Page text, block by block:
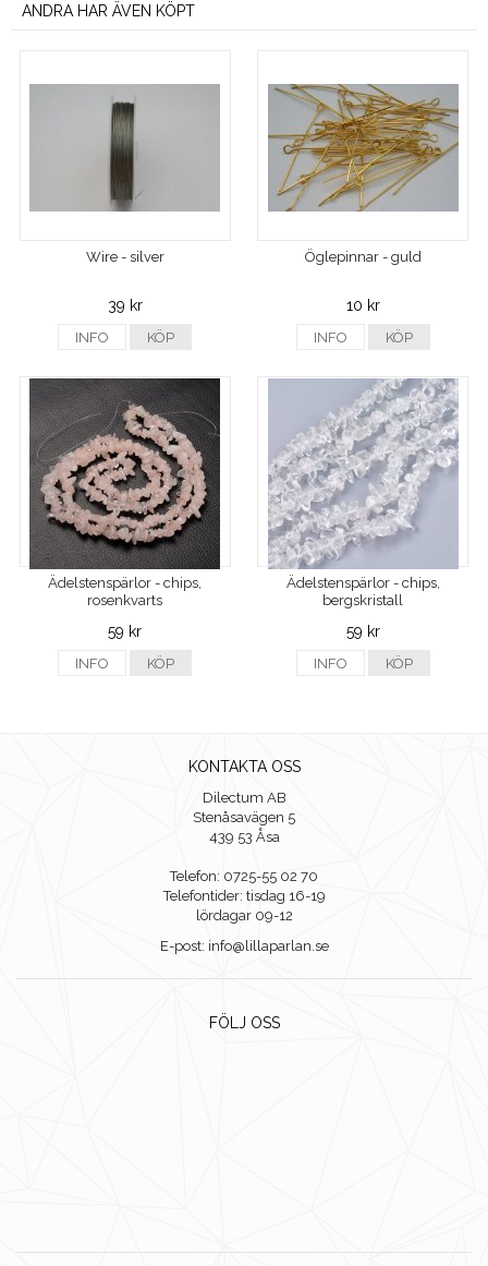
ANDRA HAR ÄVEN KÖPT
Wire - silver
39 kr
INFO KÖP
Öglepinnar - guld
10 kr
INFO KÖP
Ädelstenspärlor - chips,
rosenkvarts
59 kr
INFO KÖP
Ädelstenspärlor - chips,
bergskristall
59 kr
INFO KÖP
KONTAKTA OSS
Dilectum AB
Stenåsavägen 5
439 53 Åsa
Telefon: 0725-55 02 70
Telefontider: tisdag 16-19
lördagar 09-12
E-post: info@lillaparlan.se
FÖLJ OSS